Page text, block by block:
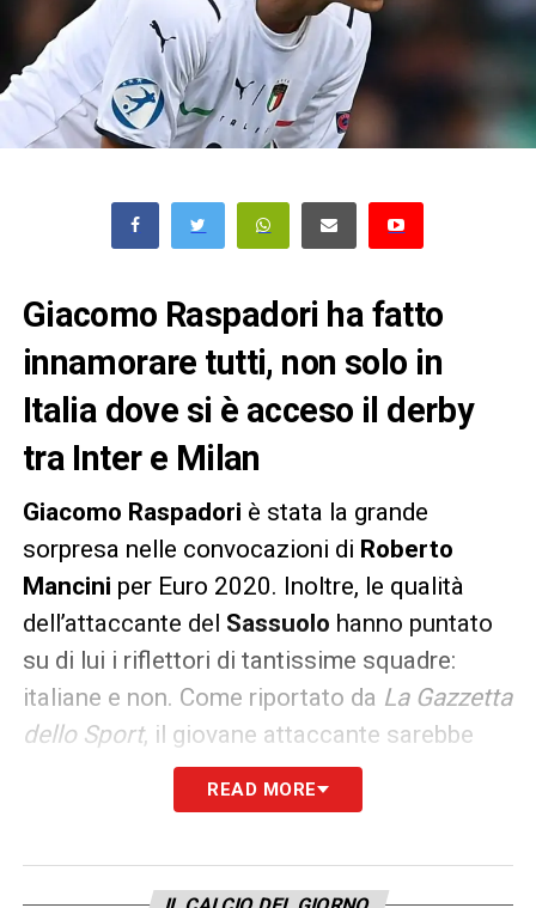
Giacomo Raspadori ha fatto
innamorare tutti, non solo in
Italia dove si è acceso il derby
tra Inter e Milan
Giacomo Raspadori è stata la grande
sorpresa nelle convocazioni di Roberto
Mancini per Euro 2020. Inoltre, le qualità
dell’attaccante del Sassuolo hanno puntato
su di lui i riflettori di tantissime squadre:
italiane e non. Come riportato da La Gazzetta
dello Sport, il giovane attaccante sarebbe
finito nel mirino di squadre di Bundesliga,
Eintracht Francoforte
READ MORE